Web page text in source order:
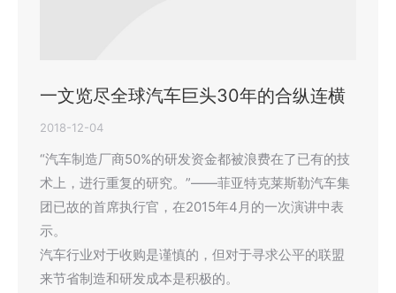
一文览尽全球汽车巨头30年的合纵连横
2018-12-04
“汽车制造厂商50%的研发资金都被浪费在了已有的技
术上，进行重复的研究。”——菲亚特克莱斯勒汽车集
团已故的首席执行官，在2015年4月的一次演讲中表
示。
汽车行业对于收购是谨慎的，但对于寻求公平的联盟
来节省制造和研发成本是积极的。